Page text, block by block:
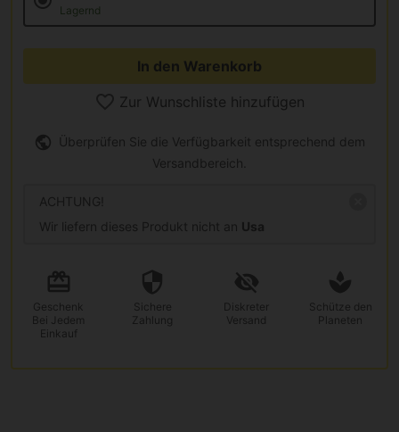
Lagernd
In den Warenkorb
Zur Wunschliste hinzufügen
Überprüfen Sie die Verfügbarkeit entsprechend dem
Versandbereich.
ACHTUNG!
Wir liefern dieses Produkt nicht an Usa
Geschenk
Bei Jedem
Einkauf
Sichere
Zahlung
Diskreter
Versand
Schütze den
Planeten